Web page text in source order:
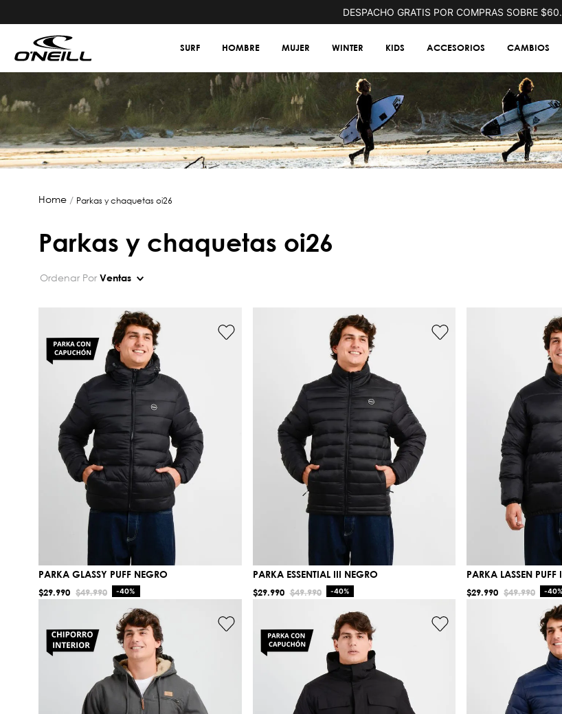
DESPACHO GRATIS POR COMPRAS SOBRE
SURF HOMBRE MUJER WINTER KIDS ACCESORIOS CAMBIOS
parkas y chaquetas oi26
parkas y chaquetas oi26
Ordenar Por Ventas
PARKA GLASSY PUFF NEGRO
$49.990
$29.990 -40%
PARKA ESSENTIAL III NEGRO
$49.990
$29.990 -40%
PARKA LASSEN PUFF
$49.990
$29.990 -40%